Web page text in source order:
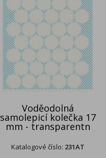
Voděodolná
samolepicí kolečka 17
mm - transparentn
Katalogové číslo: 231AT